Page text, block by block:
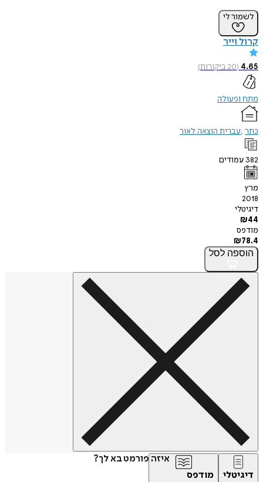
לשמור לי
קרול וייר
4.65
(
20ביקורות)
מתח ופעולה
כתר עברית הוצאה לאור
382 עמודים
מרץ
2018
דיגיטלי
₪44
מודפס
₪78.4
הוספה לסל
איזה פורמט בא לך?
דיגיטלי
מודפס